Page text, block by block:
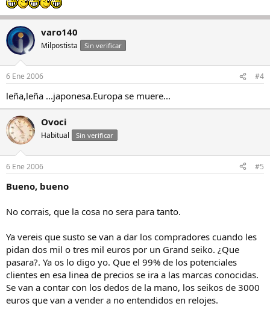
varo140
Milpostista Sin verificar
6 Ene 2006 #4
leña,leña ...japonesa.Europa se muere...
Ovoci
Habitual Sin verificar
6 Ene 2006 #5
Bueno, bueno
No corrais, que la cosa no sera para tanto.
Ya vereis que susto se van a dar los compradores cuando les
pidan dos mil o tres mil euros por un Grand seiko. ¿Que
pasara?. Ya os lo digo yo. Que el 99% de los potenciales
clientes en esa linea de precios se ira a las marcas conocidas.
Se van a contar con los dedos de la mano, los seikos de 3000
euros que van a vender a no entendidos en relojes.